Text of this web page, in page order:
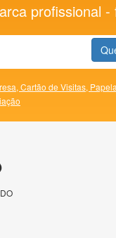
profissional -
Cartão de Visitas,